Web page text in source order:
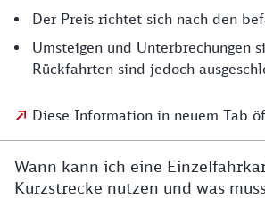
Der Preis richtet sich nach den
Umsteigen und Unterbrechungen
Rückfahrten sind jedoch
Diese Information in neuem Tab
Wann kann ich eine
Kurzstrecke nutzen und was